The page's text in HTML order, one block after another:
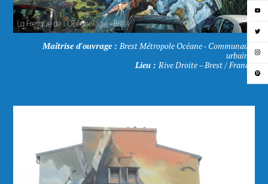
Maîtrise d'ouvrage : Brest Métropole Océane - Communauté
urbaine.
Lieu : Rive Droite – Brest / France.